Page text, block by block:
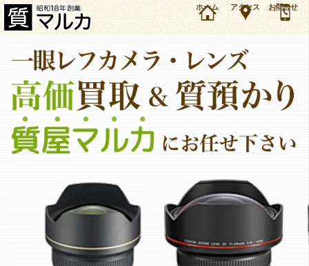
カメラの高価買取＆質預かり・質入れは質屋マルカ。最新相場で間違いのない査定。これまで
のお取扱実績もご紹介しています。大阪・豊中・服部天神駅から徒歩1分の質屋です。
ホーム アクセス お問合せ